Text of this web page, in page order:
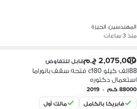
المهندسين، الجيزة
منذ 3 ساعات
2,075,000 ج.م قابل للتفاوض
88الف كيلو c180 فتحه سقف بانوراما
استعمال دكتوره
88000 كم •
2019
فابريكا بالكامل
مالك أول